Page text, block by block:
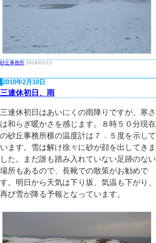
砂丘事務所 2018/02/11
2018年2月10日
三連休初日、雨
三連休初日はあいにくの雨降りですが、寒さ
は和らぎ暖かさを感じます。８時５０分現在
の砂丘事務所横の温度計は７．５度を示して
います。雪は解け徐々に砂が顔を出してきま
した。まだ誰も踏み入れていない足跡のない
場所もあるので、長靴での散策がお勧めで
す。明日から天気は下り坂、気温も下がり、
再び雪が降る予報となっています。